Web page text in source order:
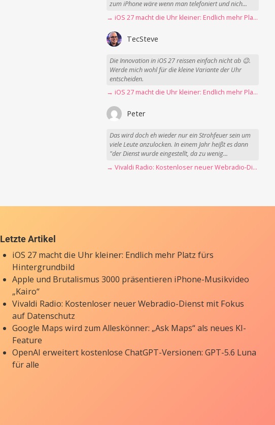
zum iPhone wäre wenn man telefoniert und nich...
→ iOS 27 macht die Uhr kleiner: Endlich mehr Platz fürs Hintergrundbild
TecSteve
Die Innovation in iOS 27 reissen einfach nicht ab 😉.
Werde mich wohl für die kleine Variante der Uhr
entscheiden.
→ iOS 27 macht die Uhr kleiner: Endlich mehr Platz fürs Hintergrundbild
Peter
Das wird doch eh wieder nur ein Strohfeuer sein um
viele Leute anzulocken. In einem Jahr heißt es dann
"der Dienst wurde eingestellt, da zu wenig...
→ Vivaldi Radio: Kostenloser neuer Webradio-Dienst mit Fokus auf Datenschutz
Letzte Artikel
iOS 27 macht die Uhr kleiner: Endlich mehr Platz fürs
Hintergrundbild
Apple und Brutalismus 3000 präsentieren iPhone-Musikvideo
„Kairo“
Vivaldi Radio: Kostenloser neuer Webradio-Dienst mit Fokus
auf Datenschutz
Google Maps wird zum Alleskönner: „Ask Maps“ als neues KI-
Feature
OpenAI erweitert kostenlose ChatGPT-Versionen: GPT-5.6 Luna
für alle